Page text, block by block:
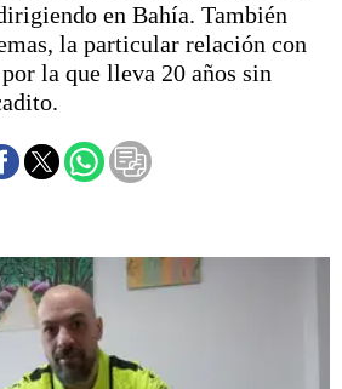
Liga del Sur
Básquetbol
Fútbol
Federal A
Aplausos
Cines
Espacio empresas
Sociedad
Tecnología
Turismo
en Bahía. También
la particular relación con
la que lleva 20 años sin